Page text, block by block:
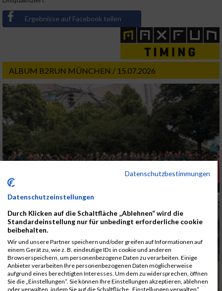
Ergebnisse auf Facebook teilen
ALBUM B2RUN MÜNCHEN / 15.07.2026
Datenschutzbestimmungen
Datenschutzeinstellungen
Durch Klicken auf die Schaltfläche „Ablehnen“ wird die
Standardeinstellung nur für unbedingt erforderliche cookie
beibehalten.
Wir und unsere Partner speichern und/oder greifen auf Informationen auf
einem Gerät zu, wie z. B. eindeutige IDs in cookie und anderen
Browserspeichern, um personenbezogene Daten zu verarbeiten. Einige
Anbieter verarbeiten Ihre personenbezogenen Daten möglicherweise
aufgrund eines berechtigten Interesses. Um dem zu widersprechen, öffnen
Sie die „Einstellungen“. Sie können Ihre Einstellungen akzeptieren, ablehnen
oder verwalten, indem Sie auf die Schaltfläche „Einstellungen verwalten“